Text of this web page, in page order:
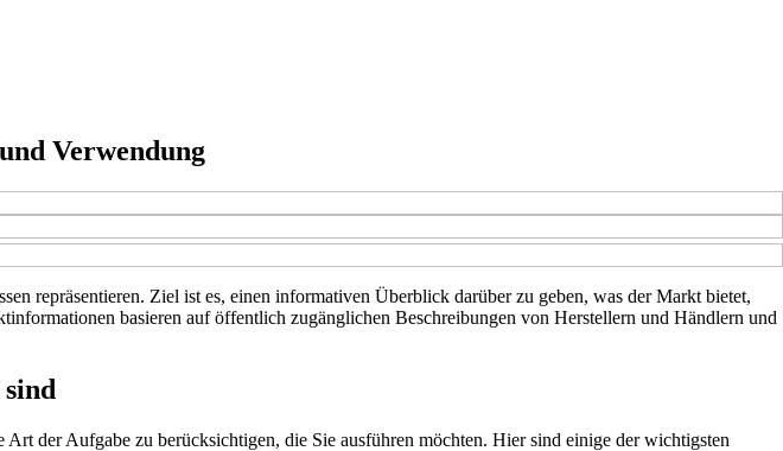
Verwendung
repräsentieren. Ziel ist es, einen informativen Überblick darüber zu geben, was der Markt bietet,
basieren auf öffentlich zugänglichen Beschreibungen von Herstellern und Händlern und
der Aufgabe zu berücksichtigen, die Sie ausführen möchten. Hier sind einige der wichtigsten